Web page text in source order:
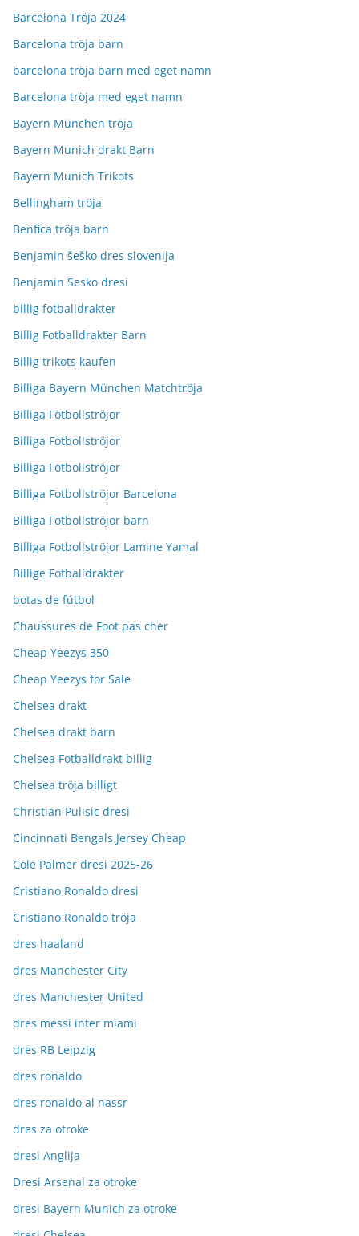
Barcelona Tröja 2024
Barcelona tröja barn
barcelona tröja barn med eget namn
Barcelona tröja med eget namn
Bayern München tröja
Bayern Munich drakt Barn
Bayern Munich Trikots
Bellingham tröja
Benfica tröja barn
Benjamin šeško dres slovenija
Benjamin Sesko dresi
billig fotballdrakter
Billig Fotballdrakter Barn
Billig trikots kaufen
Billiga Bayern München Matchtröja
Billiga Fotbollströjor
Billiga Fotbollströjor
Billiga Fotbollströjor
Billiga Fotbollströjor Barcelona
Billiga Fotbollströjor barn
Billiga Fotbollströjor Lamine Yamal
Billige Fotballdrakter
botas de fútbol
Chaussures de Foot pas cher
Cheap Yeezys 350
Cheap Yeezys for Sale
Chelsea drakt
Chelsea drakt barn
Chelsea Fotballdrakt billig
Chelsea tröja billigt
Christian Pulisic dresi
Cincinnati Bengals Jersey Cheap
Cole Palmer dresi 2025-26
Cristiano Ronaldo dresi
Cristiano Ronaldo tröja
dres haaland
dres Manchester City
dres Manchester United
dres messi inter miami
dres RB Leipzig
dres ronaldo
dres ronaldo al nassr
dres za otroke
dresi Anglija
Dresi Arsenal za otroke
dresi Bayern Munich za otroke